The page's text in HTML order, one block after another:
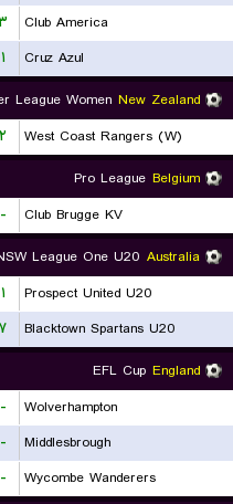
Club America
Cruz Azul
۱
New Zealand
League Women
West Coast Rangers (W)
۲
Belgium
Pro League
Club Brugge KV
-
Australia
League One U20
Prospect United U20
۱
Blacktown Spartans U20
۷
England
EFL Cup
Wolverhampton
-
Middlesbrough
-
Wycombe Wanderers
-